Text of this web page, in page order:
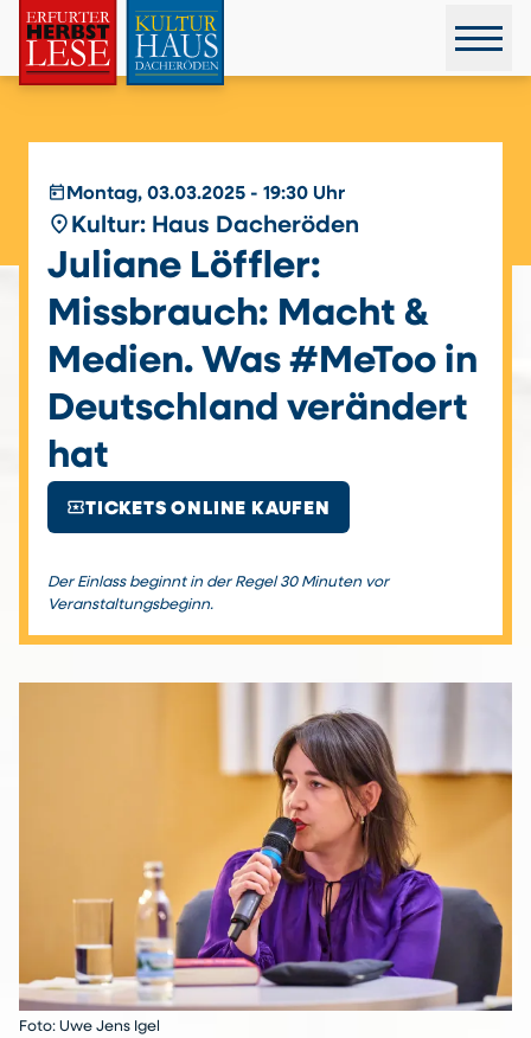
today Montag, 03.03.2025 - 19:30 Uhr
place Kultur: Haus Dacheröden
Juliane Löffler:
Missbrauch: Macht &
Medien. Was #MeToo in
Deutschland verändert
hat
local_activityTICKETS ONLINE KAUFEN
Der Einlass beginnt in der Regel 30 Minuten vor
Veranstaltungsbeginn.
Foto: Uwe Jens Igel